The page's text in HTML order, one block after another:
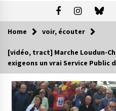
Home voir, écouter
[vidéo, tract] Marche Loudun-
exigeons un vrai Service Public